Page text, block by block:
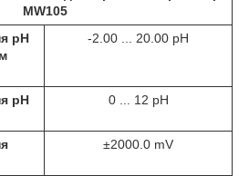
MW105
pH
-2.00 ... 20.00 pH
pH
0 ... 12 pH
±2000.0 mV